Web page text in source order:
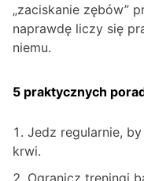
„zaciskanie zębów”
naprawdę liczy się
niemu.
5 praktycznych
Jedz regularnie,
krwi.